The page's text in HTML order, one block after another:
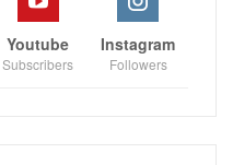
Youtube
Subscribers
Instagram
Followers